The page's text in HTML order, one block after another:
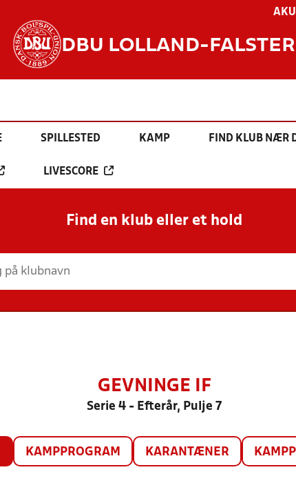
DBU LOLLAND-FALSTER
SPILLESTED KAMP FIND KLUB NÆR
LIVESCORE
Find en klub eller et hold
GEVNINGE IF
Serie 4 - Efterår, Pulje 7
KAMPPROGRAM KARANTÆNER